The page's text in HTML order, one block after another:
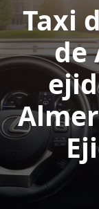
Taxi
de